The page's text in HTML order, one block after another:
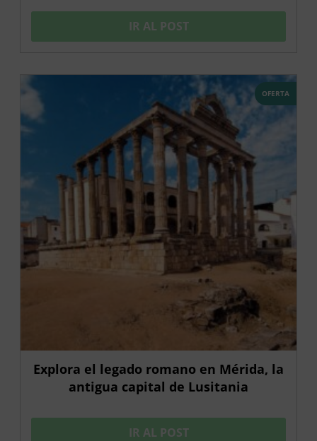
IR AL POST
OFERTA
Explora el legado romano en Mérida, la
antigua capital de Lusitania
IR AL POST